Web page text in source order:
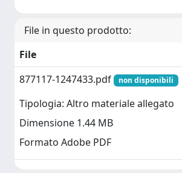
File in questo prodotto:
File
877117-1247433.pdf
non disponibili
Tipologia: Altro materiale allegato
Dimensione 1.44 MB
Formato Adobe PDF